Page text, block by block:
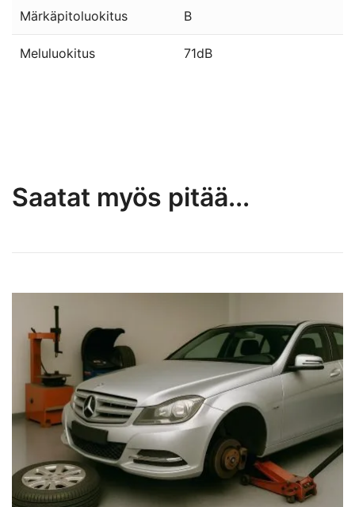
Märkäpitoluokitus B
Meluluokitus 71dB
Saatat myös pitää...